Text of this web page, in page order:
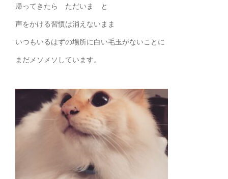
帰ってきたら ただいま と
声をかける習慣は消えないまま
いつもいるはずの場所に白い毛玉がないことに
まだメソメソしています。